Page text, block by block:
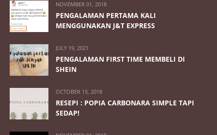
NOVEMBER 01, 2018
PENGALAMAN PERTAMA KALI
MENGGUNAKAN J&T EXPRESS
JULY 19, 2021
PENGALAMAN FIRST TIME MEMBELI DI
SHEIN
OCTOBER 15, 2018
RESEPI : POPIA CARBONARA SIMPLE TAPI
SEDAP!